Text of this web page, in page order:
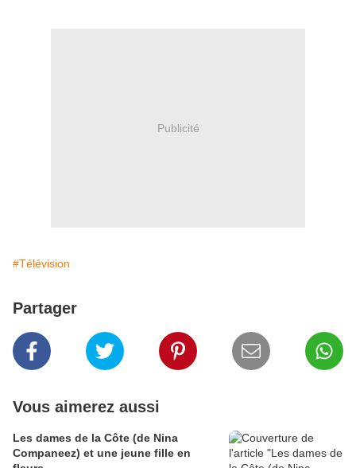
Publicité
#Télévision
Partager
Vous aimerez aussi
Les dames de la Côte (de Nina
Companeez) et une jeune fille en